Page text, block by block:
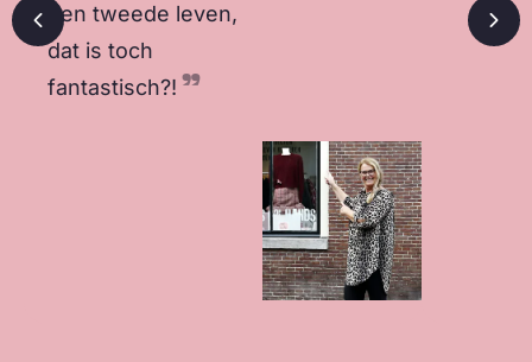
een tweede leven,
dat is toch
fantastisch?!
Vorige slide